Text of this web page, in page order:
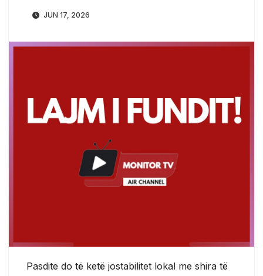
JUN 17, 2026
Pasdite do të ketë jostabilitet lokal me shira të